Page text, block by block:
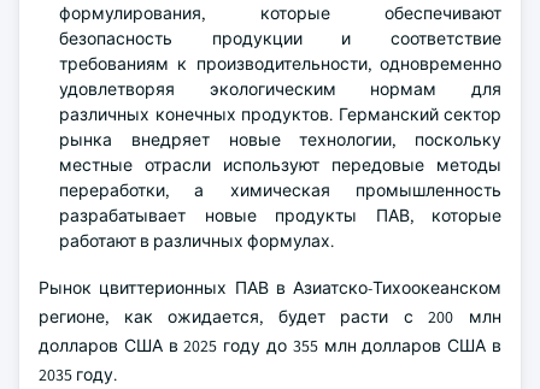
формулирования, которые обеспечивают
безопасность продукции и соответствие
требованиям к производительности, одновременно
удовлетворяя экологическим нормам для
различных конечных продуктов. Германский сектор
рынка внедряет новые технологии, поскольку
местные отрасли используют передовые методы
переработки, а химическая промышленность
разрабатывает новые продукты ПАВ, которые
работают в различных формулах.
Рынок цвиттерионных ПАВ в Азиатско-Тихоокеанском
регионе, как ожидается, будет расти с 200 млн
долларов США в 2025 году до 355 млн долларов США в
2035 году.